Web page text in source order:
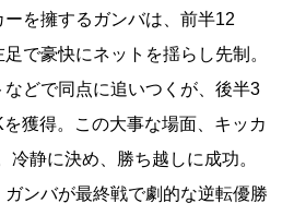
を擁するガンバは、前半12
で豪快にネットを揺らし先制。
などで同点に追いつくが、後半3
獲得。この大事な場面、キッカ
冷静に決め、勝ち越しに成功。
ンバが最終戦で劇的な逆転優勝